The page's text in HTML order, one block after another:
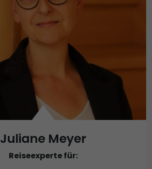
Juliane Meyer
Reiseexperte für: